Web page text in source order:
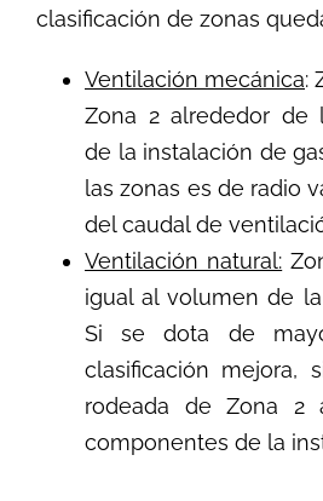
clasificación de zonas
Ventilación mecánica:
Zona 2 alrededor de
de la instalación de
las zonas es de radio
del caudal de
Ventilación natural:
igual al volumen de
Si se dota de
clasificación mejora,
rodeada de Zona 2
componentes de la